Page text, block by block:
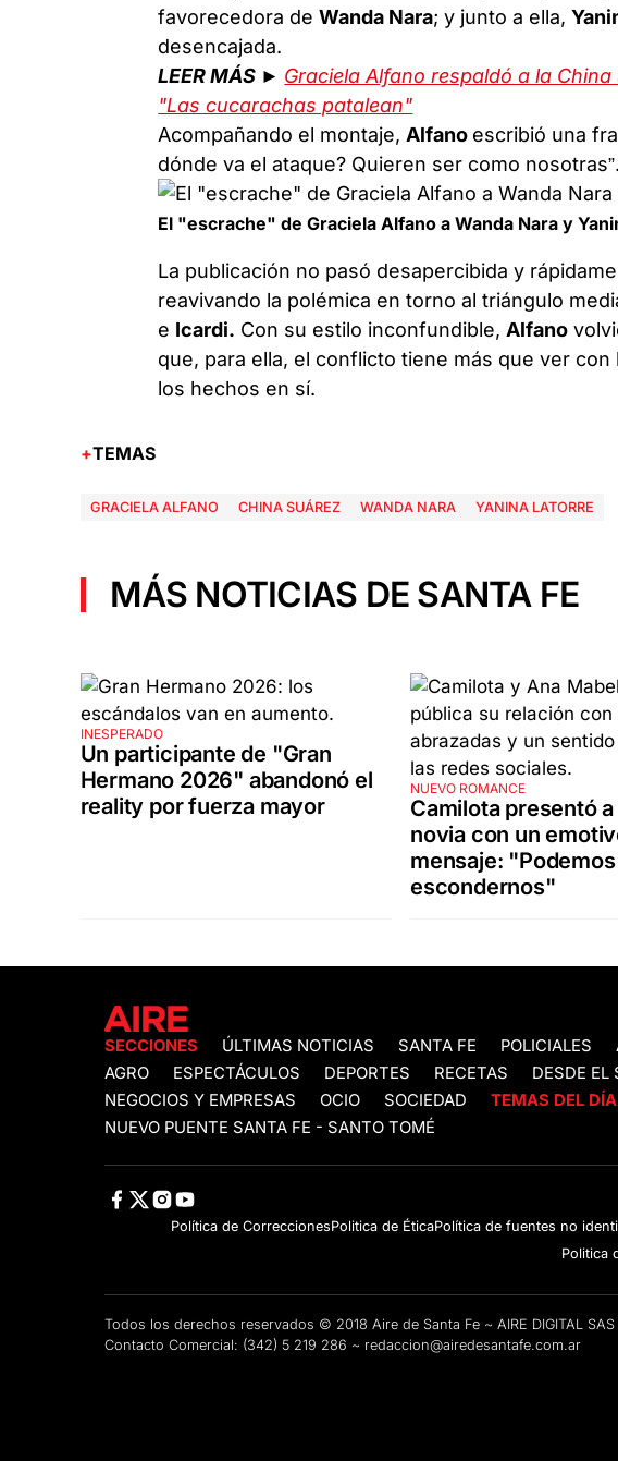
favorecedora deWanda Nara; y junto a ella,
desencajada.
LEER MÁS ► Graciela Alfano respaldó a la
"Las cucarachas patalean"
Acompañando el montaje, Alfano escribió una
dónde va el ataque? Quieren ser como nosotras”.
El "escrache" de Graciela Alfano a Wanda Nara y
La publicación no pasó desapercibida y
reavivando la polémica en torno al triángulo
e Icardi. Con su estilo inconfundible, Alfano
que, para ella, el conflicto tiene más que ver
los hechos en sí.
TEMAS
GRACIELA ALFANO CHINA SUÁREZ WANDA NARA YANINA LATORRE
MÁS NOTICIAS DE SANTA FE
INESPERADO
Un participante de "Gran
Hermano 2026" abandonó el
reality por fuerza mayor
NUEVO ROMANCE
Camilota presentó
novia con un
mensaje:
escondernos"
SECCIONES ÚLTIMAS NOTICIAS SANTA FE POLICIALES
AGRO
ESPECTÁCULOS DEPORTES RECETAS DESDE EL
NEGOCIOS Y EMPRESAS
OCIO SOCIEDAD TEMAS DEL DÍA
NUEVO PUENTE SANTA FE - SANTO TOMÉ
Política de CorreccionesPolitica de ÉticaPolítica de fuentes no
Politica
Todos los derechos reservados © 2018 Aire de Santa Fe ~ AIRE DIGITAL
Contacto Comercial: (342) 5 219 286 ~ redaccion@airedesantafe.com.ar